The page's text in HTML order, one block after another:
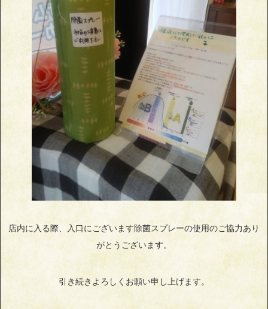
店内に入る際、入口にございます除菌スプレーの使用のご協力あり
がとうございます。
引き続きよろしくお願い申し上げます。